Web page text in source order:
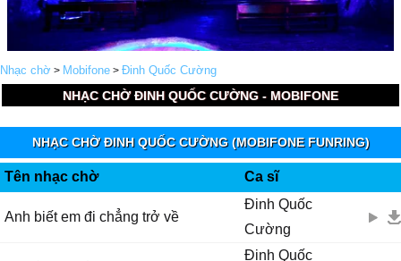
Nhạc chờ > Mobifone > Đinh Quốc Cường
NHẠC CHỜ ĐINH QUỐC CƯỜNG - MOBIFONE
NHẠC CHỜ ĐINH QUỐC CƯỜNG (MOBIFONE FUNRING)
Tên nhạc chờ Ca sĩ
Anh biết em đi chẳng trở về
Đinh Quốc
Cường
Đinh Quốc